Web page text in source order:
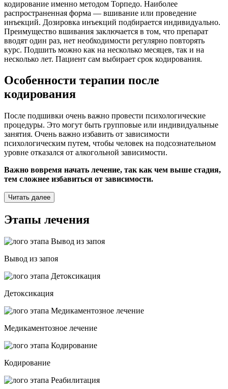
кодирование именно методом Торпедо. Наиболее
распространенная форма — вшивание или проведение
инъекций. Дозировка инъекций подбирается индивидуально.
Преимущество вшивания заключается в том, что препарат
вводят один раз, нет необходимости регулярно повторять
курс. Подшить можно как на несколько месяцев, так и на
несколько лет. Пациент сам выбирает срок кодирования.
Особенности терапии после
кодирования
После подшивки очень важно провести психологические
процедуры. Это могут быть групповые или индивидуальные
занятия. Очень важно избавить от зависимости
психологическим путем, чтобы человек на подсознательном
уровне отказался от алкогольной зависимости.
Важно вовремя начать лечение, так как чем выше стадия,
тем сложнее избавиться от зависимости.
Читать далее
Этапы лечения
Вывод из запоя
Детоксикация
Медикаментозное лечение
Кодирование